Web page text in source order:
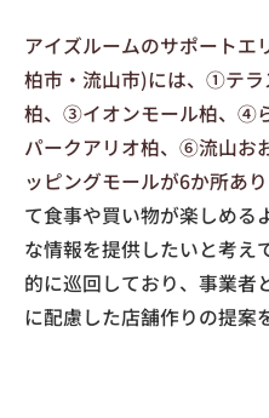
アイズルームのサポートエ
柏市・流山市)には、①テ
柏、③イオンモール柏、④
パークアリオ柏、⑥流山お
ッピングモールが6か所あり
て食事や買い物が楽しめる
な情報を提供したいと考え
的に巡回しており、事業者
に配慮した店舗作りの提案